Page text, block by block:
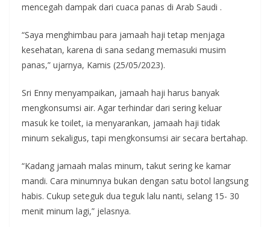
mencegah dampak dari cuaca panas di Arab Saudi .
“Saya menghimbau para jamaah haji tetap menjaga
kesehatan, karena di sana sedang memasuki musim
panas,” ujarnya, Kamis (25/05/2023).
Sri Enny menyampaikan, jamaah haji harus banyak
mengkonsumsi air. Agar terhindar dari sering keluar
masuk ke toilet, ia menyarankan, jamaah haji tidak
minum sekaligus, tapi mengkonsumsi air secara bertahap.
“Kadang jamaah malas minum, takut sering ke kamar
mandi. Cara minumnya bukan dengan satu botol langsung
habis. Cukup seteguk dua teguk lalu nanti, selang 15- 30
menit minum lagi,” jelasnya.